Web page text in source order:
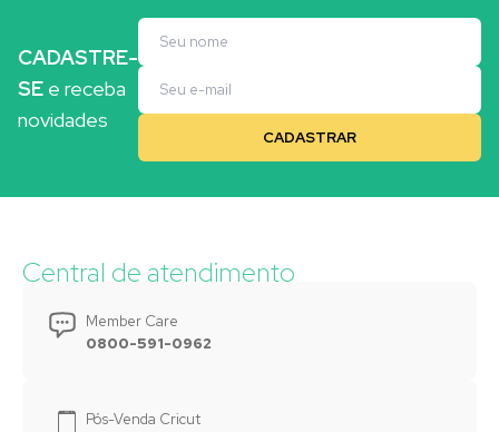
CADASTRE-
SE e receba
novidades
Central de atendimento
Member Care
0800-591-0962
Pós-Venda Cricut